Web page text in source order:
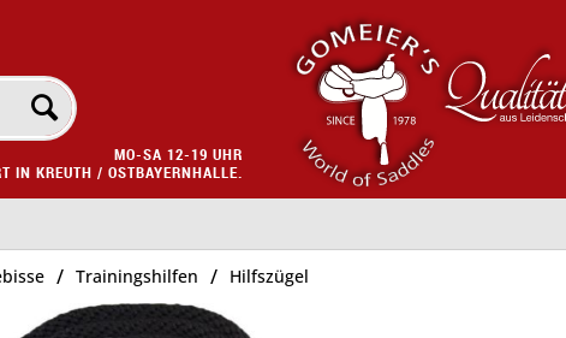
MO-SA 12-19 UHR
IN KREUTH / OSTBAYERNHALLE.
/ Trainingshilfen / Hilfszügel